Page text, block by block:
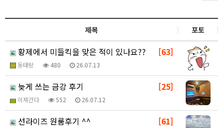
제목 포토
[63]
황제에서 미들킥을 맞은 적이 있나요??
동태탕 480 26.07.13
[25]
늦게 쓰는 금강 후기
이제간다 552 26.07.12
[61]
선라이즈 원룸후기 ^^